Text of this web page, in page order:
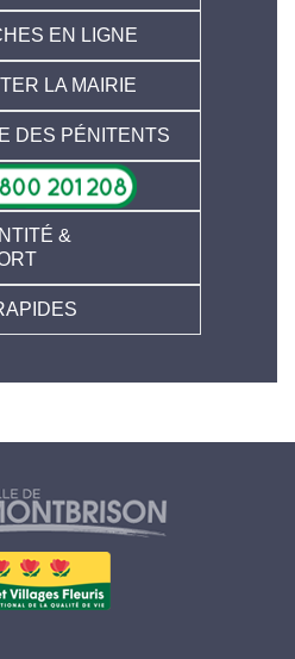
EN LIGNE
LA MAIRIE
DES PÉNITENTS
&